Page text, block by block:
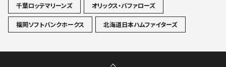
千葉ロッテマリーンズ オリックス・バファローズ
福岡ソフトバンクホークス 北海道日本ハムファイターズ